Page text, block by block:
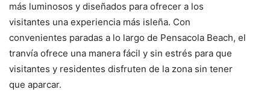
más luminosos y diseñados para ofrecer a los
visitantes una experiencia más isleña. Con
convenientes paradas a lo largo de Pensacola Beach, el
tranvía ofrece una manera fácil y sin estrés para que
visitantes y residentes disfruten de la zona sin tener
que aparcar.